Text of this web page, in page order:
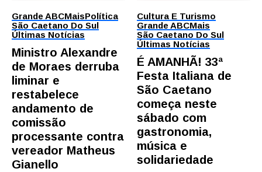
Grande ABCMaisPolítica
São Caetano Do Sul
Últimas Notícias
Ministro Alexandre
de Moraes derruba
liminar e
restabelece
andamento de
comissão
processante contra
vereador Matheus
Gianello
Cultura E Turismo
Grande ABCMais
São Caetano Do Sul
Últimas Notícias
É AMANHÃ! 33ª
Festa Italiana de
São Caetano
começa neste
sábado com
gastronomia,
música e
solidariedade